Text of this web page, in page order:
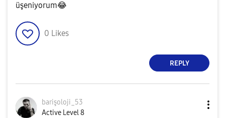
üşeniyorum😂
0 Likes
REPLY
barişoloji_53
Active Level 8